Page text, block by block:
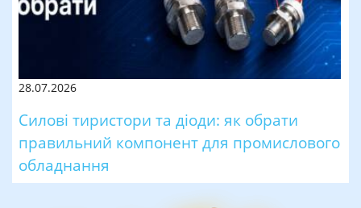
28.07.2026
Силові тиристори та діоди: як обрати
правильний компонент для промислового
обладнання